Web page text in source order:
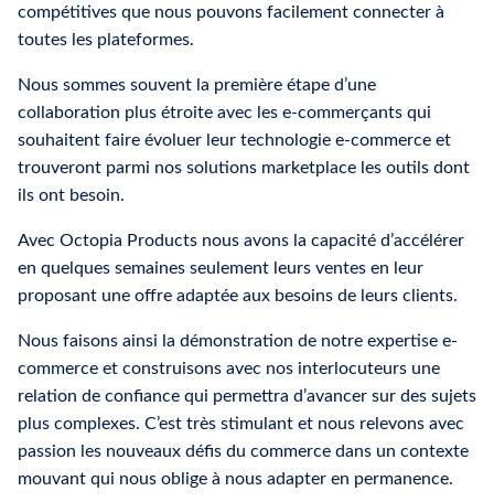
compétitives que nous pouvons facilement connecter à
toutes les plateformes.
Nous sommes souvent la première étape d’une
collaboration plus étroite avec les e-commerçants qui
souhaitent faire évoluer leur technologie e-commerce et
trouveront parmi nos solutions marketplace les outils dont
ils ont besoin.
Avec Octopia Products nous avons la capacité d’accélérer
en quelques semaines seulement leurs ventes en leur
proposant une offre adaptée aux besoins de leurs clients.
Nous faisons ainsi la démonstration de notre expertise e-
commerce et construisons avec nos interlocuteurs une
relation de confiance qui permettra d’avancer sur des sujets
plus complexes. C’est très stimulant et nous relevons avec
passion les nouveaux défis du commerce dans un contexte
mouvant qui nous oblige à nous adapter en permanence.